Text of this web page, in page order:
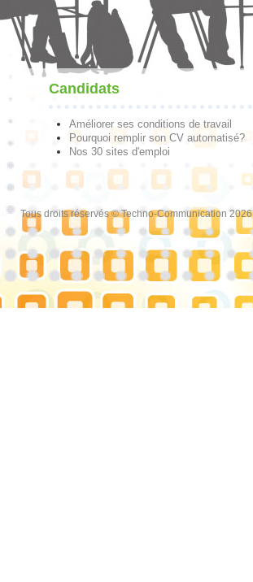
Candidats
Améliorer ses conditions de travail
Pourquoi remplir son CV automatisé?
Nos 30 sites d'emploi
Tous droits réservés © Techno-Communication 2026